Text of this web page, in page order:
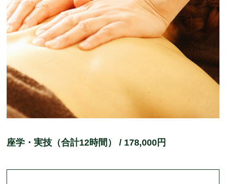
座学・実技（合計12時間） / 178,000円